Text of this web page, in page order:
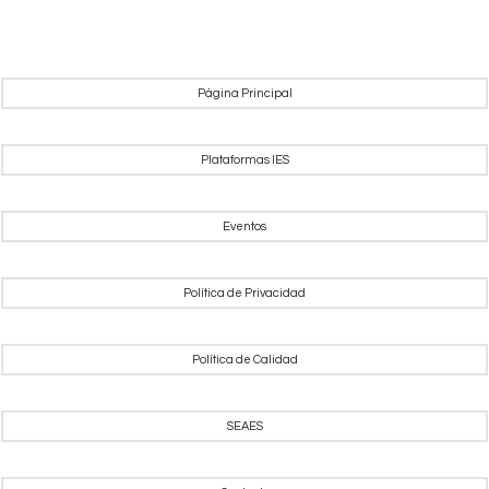
Página Principal
Plataformas IES
Eventos
Política de Privacidad
Política de Calidad
SEAES